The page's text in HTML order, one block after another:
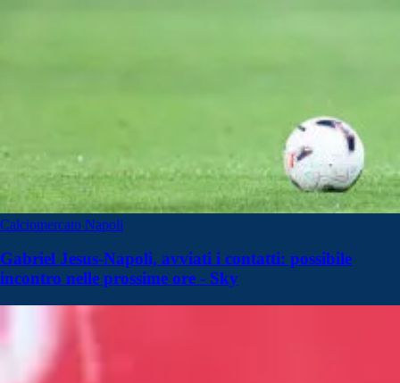
Calciomercato Napoli
Gabriel Jesus-Napoli, avviati i contatti: possibile
incontro nelle prossime ore - Sky